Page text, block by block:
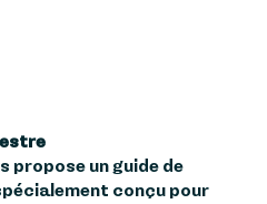
propose un guide de
conçu pour